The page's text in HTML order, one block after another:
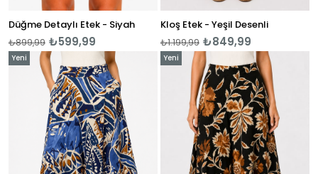
Düğme Detaylı Etek - Siyah
₺599,99
₺899,99
Kloş Etek - Yeşil Desenli
₺849,99
₺1.199,99
Yeni
Yeni